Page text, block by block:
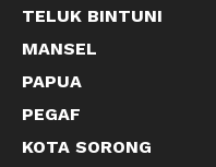
TELUK BINTUNI
MANSEL
PAPUA
PEGAF
KOTA SORONG